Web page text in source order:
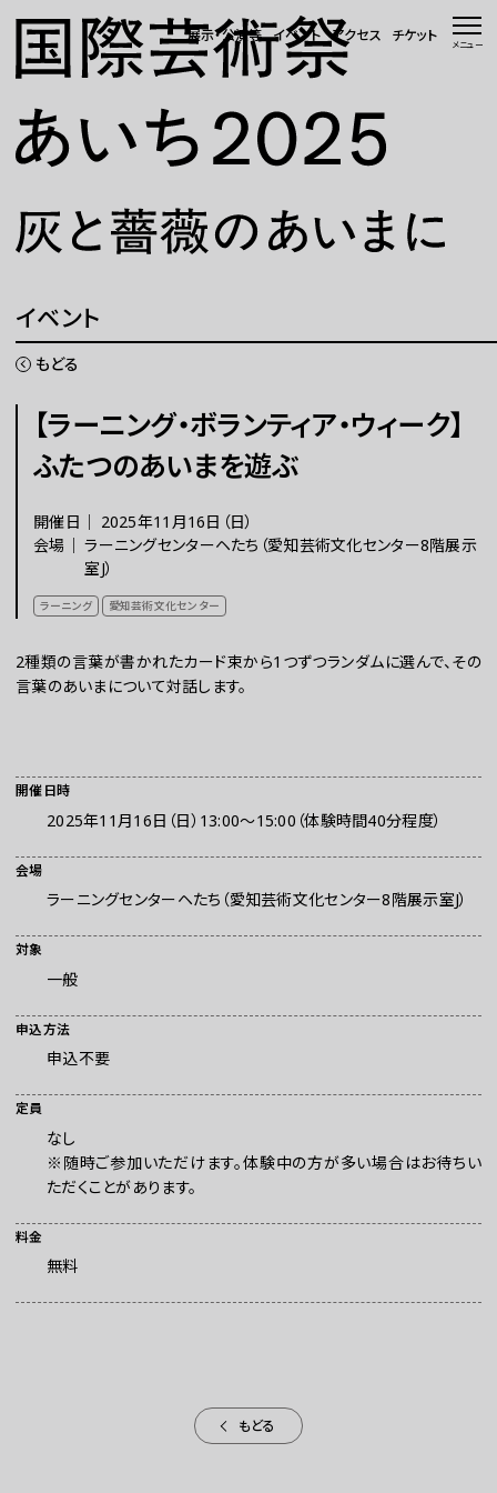
展示・公演等 イベント アクセス チケット メニュー
ニュース 一覧
WEBマガジン
展示・公演等
イベント
国際芸術祭「あいち」とは
チケット
ラーニング
さらに楽しむ
WEBマガジン
組織委員会からのお知らせ
イベント
もどる
【ラーニング・ボランティア・ウィーク】
ふたつのあいまを遊ぶ
開催日｜ 2025年11月16日（日）
会場｜ ラーニングセンターヘたち（愛知芸術文化センター8階展示
室J）
ラーニング 愛知芸術文化センター
2種類の言葉が書かれたカード束から1つずつランダムに選んで、その
言葉のあいまについて対話します。
開催日時
2025年11月16日（日）13:00～15:00（体験時間40分程度）
会場
ラーニングセンターヘたち（愛知芸術文化センター8階展示室J）
対象
一般
申込方法
申込不要
定員
なし
※随時ご参加いただけます。体験中の方が多い場合はお待ちい
ただくことがあります。
料金
無料
もどる